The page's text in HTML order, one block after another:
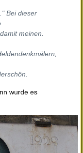
Bei dieser
meinen.
wurde es